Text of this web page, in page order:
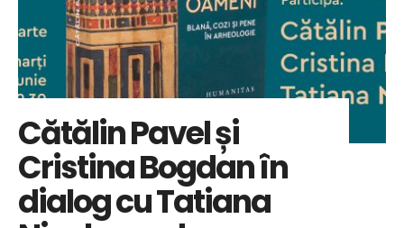
Cătălin Pavel și
Cristina Bogdan în
dialog cu Tatiana